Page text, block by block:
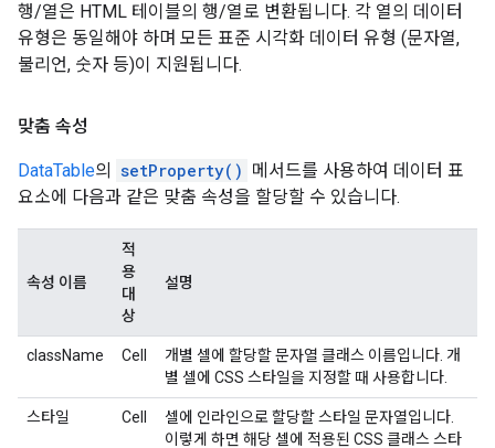
행/열은 HTML 테이블의 행/열로 변환됩니다. 각 열의 데이터
유형은 동일해야 하며 모든 표준 시각화 데이터 유형 (문자열,
불리언, 숫자 등)이 지원됩니다.
맞춤 속성
DataTable의 setProperty() 메서드를 사용하여 데이터 표
요소에 다음과 같은 맞춤 속성을 할당할 수 있습니다.
속성 이름
적
용
대
상
설명
className Cell
개별 셀에 할당할 문자열 클래스 이름입니다. 개
별 셀에 CSS 스타일을 지정할 때 사용합니다.
스타일 Cell
셀에 인라인으로 할당할 스타일 문자열입니다.
이렇게 하면 해당 셀에 적용된 CSS 클래스 스타